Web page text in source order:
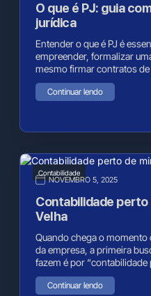
O que é PJ: guia
jurídica
Entender o que é PJ é
empreender, formalizar
mesmo firmar contratos
Continuar lendo
Contabilidade
NOVEMBRO 5, 2025
Contabilidade perto
Velha
Quando chega o momento
da empresa, a primeira
fazem é por
Continuar lendo